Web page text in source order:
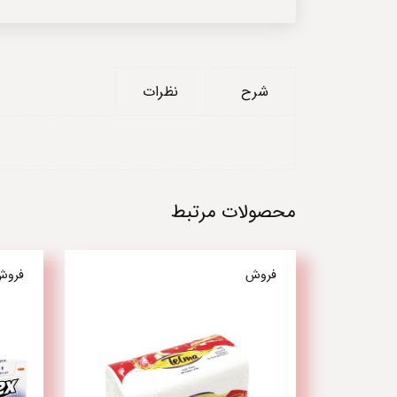
شرح نظرات
محصولات مرتبط
فروش